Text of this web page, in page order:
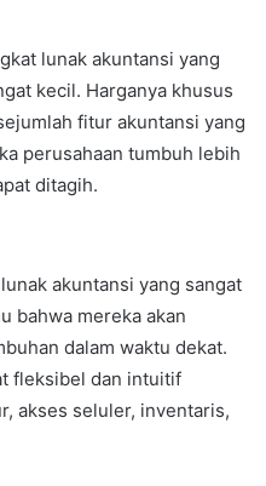
lunak akuntansi yang
kecil. Harganya khusus
fitur akuntansi yang
perusahaan tumbuh lebih
ditagih.
akuntansi yang sangat
bahwa mereka akan
dalam waktu dekat.
fleksibel dan intuitif
akses seluler, inventaris,